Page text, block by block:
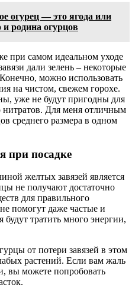
огурец — это ягода или
родина огурцов
при самом идеальном уходе
дали зелень – некоторые
можно использовать
на чистом, свежем горохе.
уже не будут пригодны для
Для меня отличным
среднего размера в одном
при посадке
желтых завязей является
не получают достаточно
для правильного
помогут даже частые и
тратить много энергии,
от потери завязей в этом
растений. Если вам жаль
вы можете попробовать